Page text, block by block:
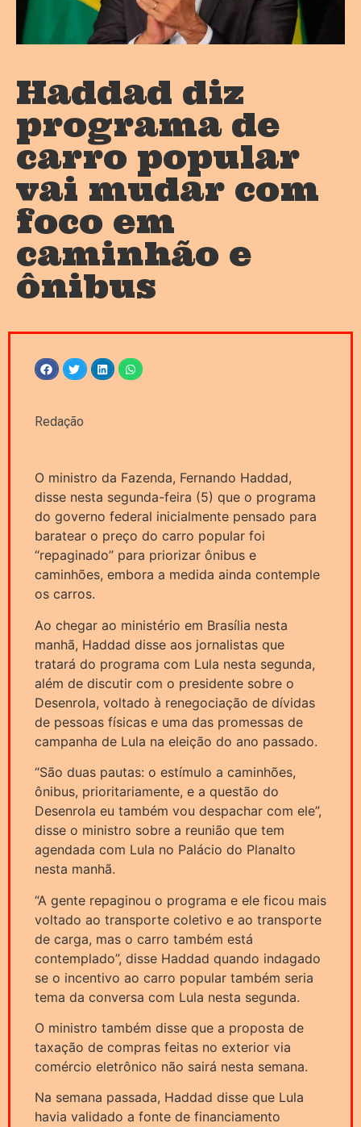
Haddad diz
programa de
carro popular
vai mudar com
foco em
caminhão e
ônibus
Redação
O ministro da Fazenda, Fernando Haddad,
disse nesta segunda-feira (5) que o programa
do governo federal inicialmente pensado para
baratear o preço do carro popular foi
“repaginado” para priorizar ônibus e
caminhões, embora a medida ainda contemple
os carros.
Ao chegar ao ministério em Brasília nesta
manhã, Haddad disse aos jornalistas que
tratará do programa com Lula nesta segunda,
além de discutir com o presidente sobre o
Desenrola, voltado à renegociação de dívidas
de pessoas físicas e uma das promessas de
campanha de Lula na eleição do ano passado.
“São duas pautas: o estímulo a caminhões,
ônibus, prioritariamente, e a questão do
Desenrola eu também vou despachar com ele”,
disse o ministro sobre a reunião que tem
agendada com Lula no Palácio do Planalto
nesta manhã.
“A gente repaginou o programa e ele ficou mais
voltado ao transporte coletivo e ao transporte
de carga, mas o carro também está
contemplado”, disse Haddad quando indagado
se o incentivo ao carro popular também seria
tema da conversa com Lula nesta segunda.
O ministro também disse que a proposta de
taxação de compras feitas no exterior via
comércio eletrônico não sairá nesta semana.
Na semana passada, Haddad disse que Lula
havia validado a fonte de financiamento